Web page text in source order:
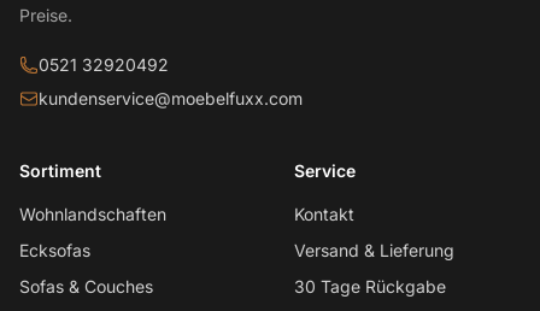
Preise.
0521 32920492
kundenservice@moebelfuxx.com
Sortiment
Wohnlandschaften
Ecksofas
Sofas & Couches
Service
Kontakt
Versand & Lieferung
30 Tage Rückgabe